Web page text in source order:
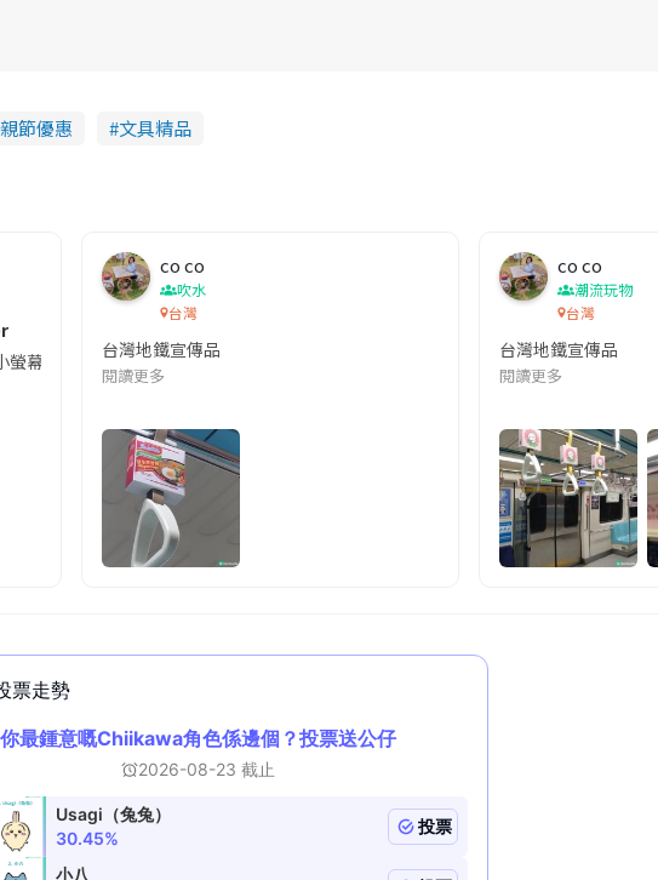
節優惠 文具精品
幕啦!這次的劇本改編自同名網絡漫畫,故事主軸圍繞女主角柳寶娜 —— 表面上是一
co co
吹水
台灣
台灣地鐵宣傳品
閱讀更多
co co
潮流玩物
台灣
台灣地鐵宣傳品
閱讀更多